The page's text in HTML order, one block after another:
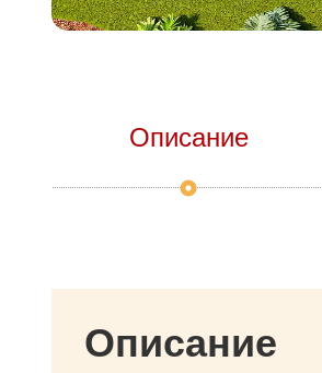
Описание
Описание